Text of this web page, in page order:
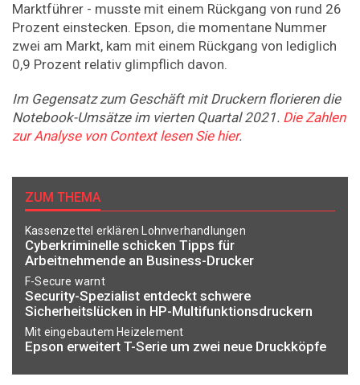
Marktführer - musste mit einem Rückgang von rund 26
Prozent einstecken. Epson, die momentane Nummer
zwei am Markt, kam mit einem Rückgang von lediglich
0,9 Prozent relativ glimpflich davon.
Im Gegensatz zum Geschäft mit Druckern florieren die
Notebook-Umsätze im vierten Quartal 2021. Die Zahlen
zur Analyse von Context lesen Sie hier.
ZUM THEMA
Kassenzettel erklären Lohnverhandlungen
Cyberkriminelle schicken Tipps für
Arbeitnehmende an Business-Drucker
F-Secure warnt
Security-Spezialist entdeckt schwere
Sicherheitslücken in HP-Multifunktionsdruckern
Mit eingebautem Heizelement
Epson erweitert T-Serie um zwei neue Druckköpfe